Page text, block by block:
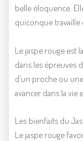
belle éloquence.
quiconque travaille
Le jaspe rouge est
dans les épreuves
d’un proche ou
avancer dans la vie
Les bienfaits du
Le jaspe rouge